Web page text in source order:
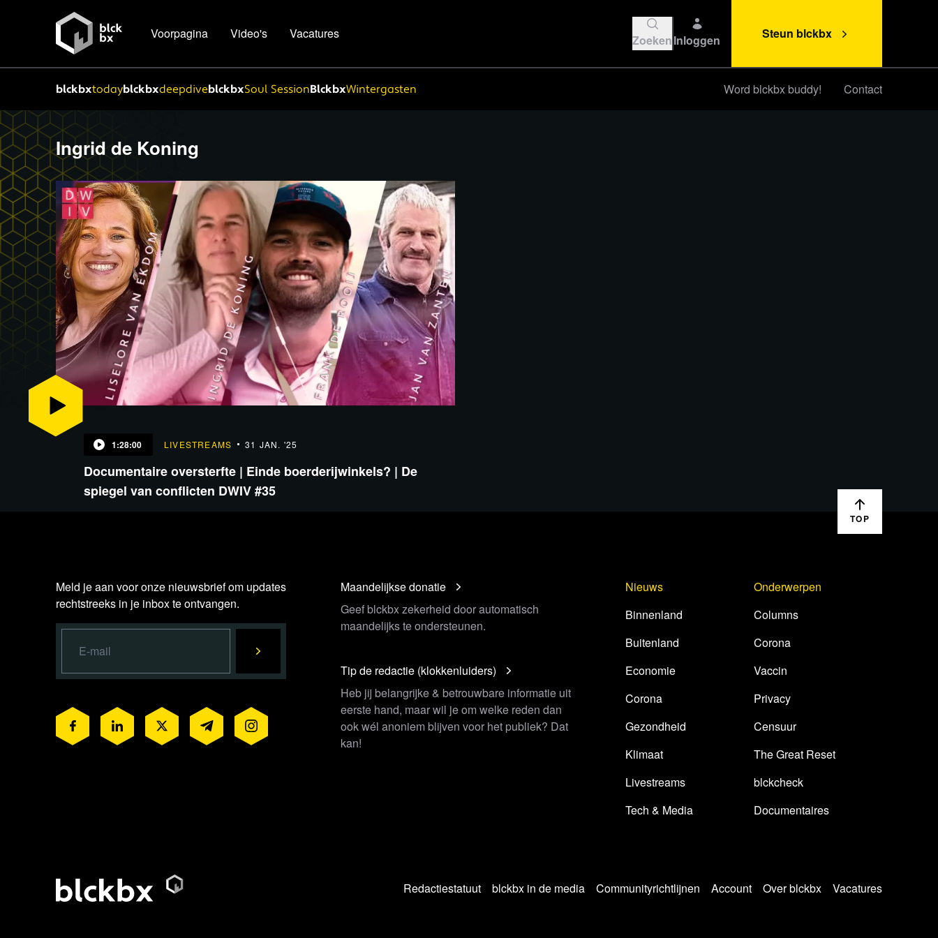
Voorpagina Video's Vacatures ZoekenInloggen Steun blckbx
blckbxtodayblckbxdeepdiveblckbxSoul SessionBlckbxWintergasten Word blckbx buddy! Contact
Ingrid de Koning
1:28:00 LIVESTREAMS 31 JAN. '25
Documentaire oversterfte | Einde boerderijwinkels? | De
spiegel van conflicten DWIV #35
TOP
Meld je aan voor onze nieuwsbrief om updates
rechtstreeks in je inbox te ontvangen.
Maandelijkse donatie
Geef blckbx zekerheid door automatisch
maandelijks te ondersteunen.
Tip de redactie (klokkenluiders)
Heb jij belangrijke & betrouwbare informatie uit
eerste hand, maar wil je om welke reden dan
ook wél anoniem blijven voor het publiek? Dat
kan!
Nieuws
Binnenland
Buitenland
Economie
Corona
Gezondheid
Klimaat
Livestreams
Tech & Media
Onderwerpen
Columns
Corona
Vaccin
Privacy
Censuur
The Great Reset
blckcheck
Documentaires
Redactiestatuut blckbx in de media Communityrichtlijnen Account Over blckbx Vacatures